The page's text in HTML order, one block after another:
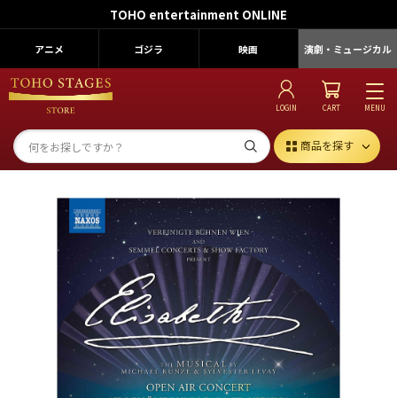
TOHO entertainment ONLINE
アニメ ゴジラ 映画 演劇・ミュージカル
LOGIN CART MENU
商品を探す